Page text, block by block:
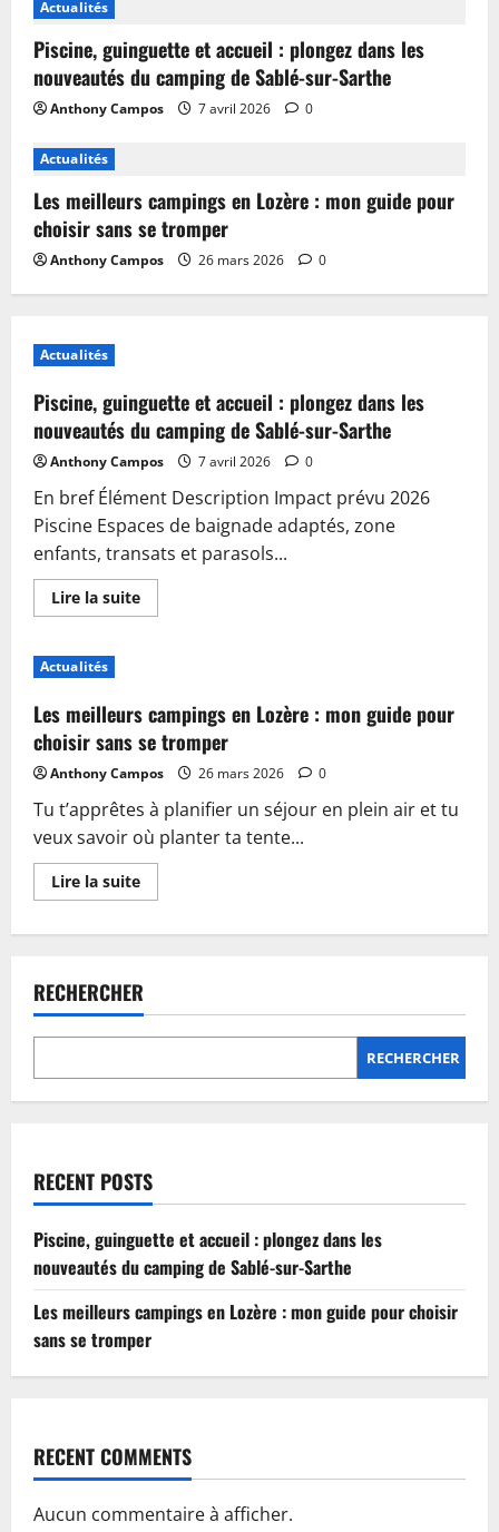
Actualités
Piscine, guinguette et accueil : plongez dans les
nouveautés du camping de Sablé-sur-Sarthe
Anthony Campos 7 avril 2026 0
Actualités
Les meilleurs campings en Lozère : mon guide pour
choisir sans se tromper
Anthony Campos 26 mars 2026 0
Actualités
Piscine, guinguette et accueil : plongez dans les
nouveautés du camping de Sablé-sur-Sarthe
Anthony Campos 7 avril 2026 0
En bref Élément Description Impact prévu 2026
Piscine Espaces de baignade adaptés, zone
enfants, transats et parasols...
Lire la suiteEn
savoir
accueil
:
plongez
dans
les
nouveautés
du
camping
de
Sablé-
sur-
Sarthe
Actualités
Les meilleurs campings en Lozère : mon guide pour
choisir sans se tromper
Anthony Campos 26 mars 2026 0
Tu t’apprêtes à planifier un séjour en plein air et tu
veux savoir où planter ta tente...
Lire la suiteEn
savoir
en
Lozère
:
mon
choisir
sans
RECHERCHER
RECHERCHER
RECENT POSTS
Piscine, guinguette et accueil : plongez dans les
nouveautés du camping de Sablé-sur-Sarthe
Les meilleurs campings en Lozère : mon guide pour choisir
sans se tromper
RECENT COMMENTS
Aucun commentaire à afficher.